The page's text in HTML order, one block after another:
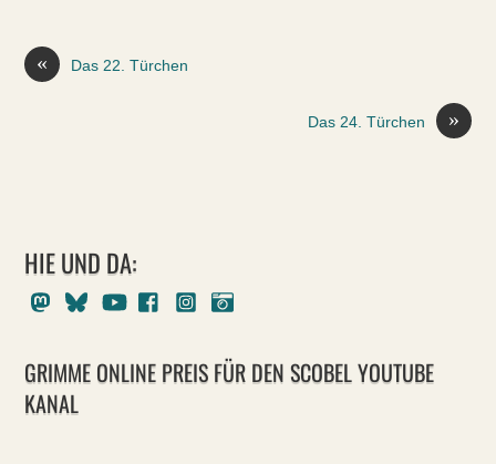
« Das 22. Türchen
»
Das 24. Türchen
HIE UND DA:
MastodonBlueskyYoutubeFacebookInstagram
GRIMME ONLINE PREIS FÜR DEN SCOBEL YOUTUBE
KANAL